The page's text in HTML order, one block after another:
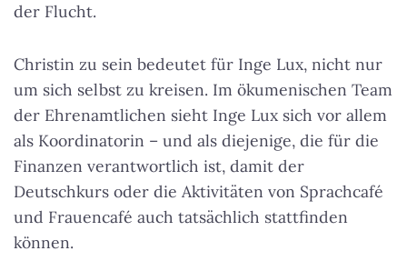
der Flucht.
Christin zu sein bedeutet für Inge Lux, nicht nur
um sich selbst zu kreisen. Im ökumenischen Team
der Ehrenamtlichen sieht Inge Lux sich vor allem
als Koordinatorin – und als diejenige, die für die
Finanzen verantwortlich ist, damit der
Deutschkurs oder die Aktivitäten von Sprachcafé
und Frauencafé auch tatsächlich stattfinden
können.